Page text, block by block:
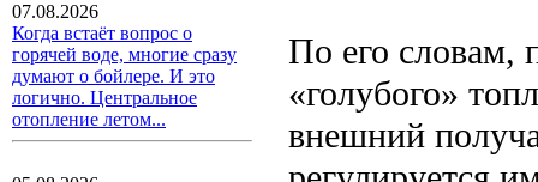
07.08.2026
Когда встаёт вопрос о
горячей воде, многие сразу
думают о бойлере. И это
логично. Центральное
отопление летом...
По его словам,
«голубого»
внешний